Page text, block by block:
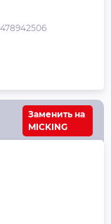
Заменить на
MICKING